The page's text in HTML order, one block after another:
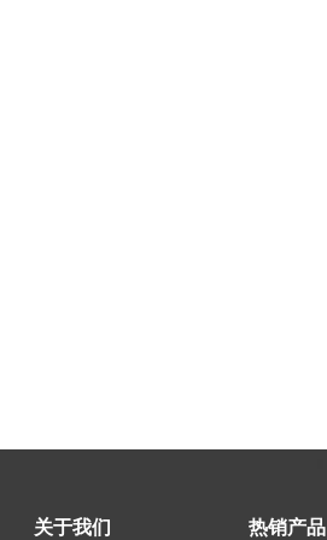
关于我们 热销产品